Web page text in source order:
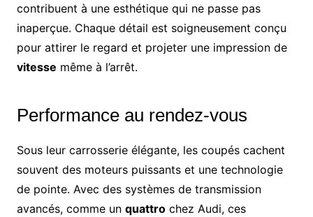
contribuent à une esthétique qui ne passe pas
inaperçue. Chaque détail est soigneusement conçu
pour attirer le regard et projeter une impression de
vitesse même à l’arrêt.
Performance au rendez-vous
Sous leur carrosserie élégante, les coupés cachent
souvent des moteurs puissants et une technologie
de pointe. Avec des systèmes de transmission
avancés, comme un quattrochez Audi, ces